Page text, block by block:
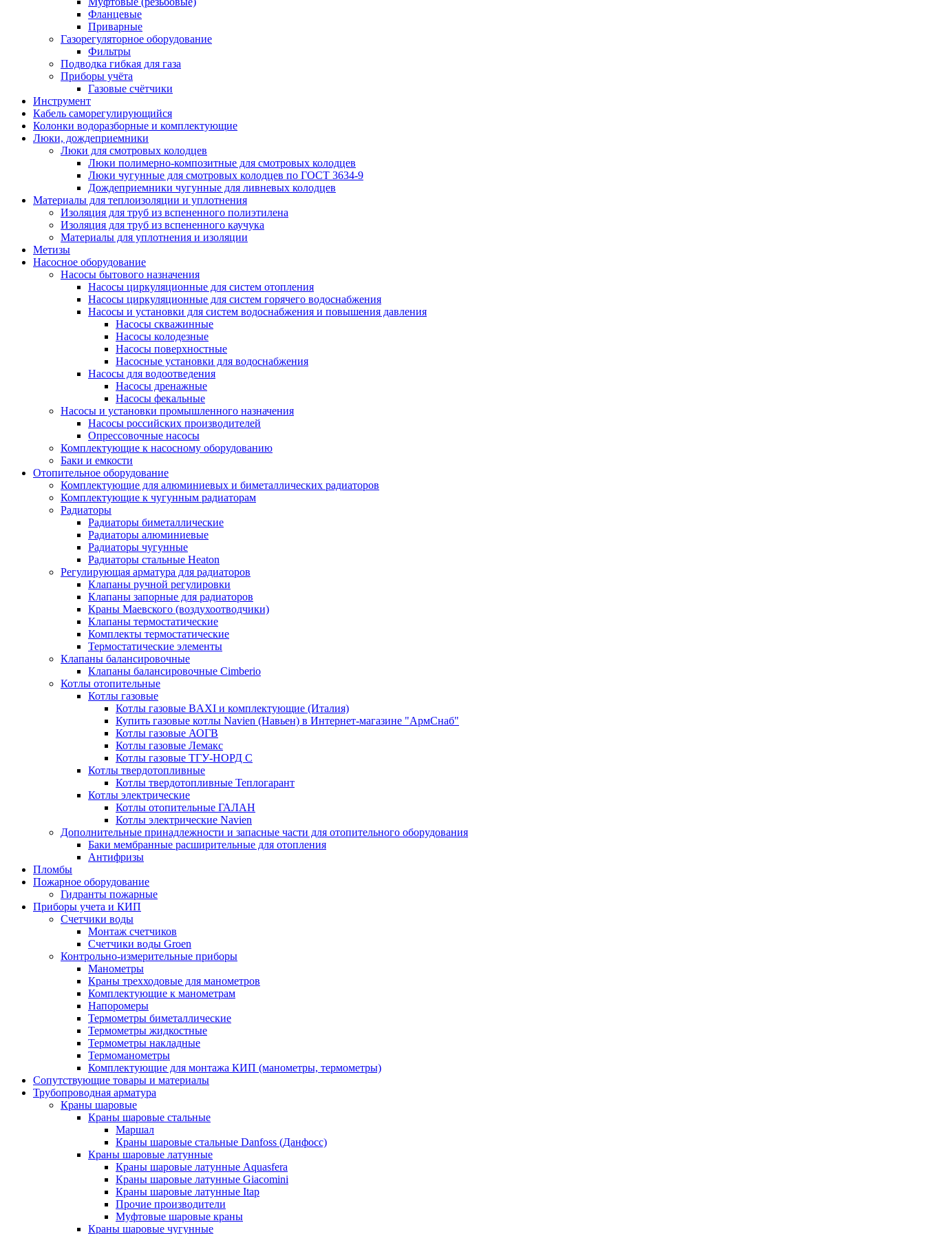
Фланцевые
Приварные
Газорегуляторное оборудование
Фильтры
Подводка гибкая для газа
Приборы учёта
Газовые счётчики
Инструмент
Кабель саморегулирующийся
Колонки водоразборные и комплектующие
Люки, дождеприемники
Люки для смотровых колодцев
Люки полимерно-композитные для смотровых колодцев
Люки чугунные для смотровых колодцев по ГОСТ 3634-9
Дождеприемники чугунные для ливневых колодцев
Материалы для теплоизоляции и уплотнения
Изоляция для труб из вспененного полиэтилена
Изоляция для труб из вспененного каучука
Материалы для уплотнения и изоляции
Метизы
Насосное оборудование
Насосы бытового назначения
Насосы циркуляционные для систем отопления
Насосы циркуляционные для систем горячего водоснабжения
Насосы и установки для систем водоснабжения и повышения давления
Насосы скважинные
Насосы колодезные
Насосы поверхностные
Насосные установки для водоснабжения
Насосы для водоотведения
Насосы дренажные
Насосы фекальные
Насосы и установки промышленного назначения
Насосы российских производителей
Опрессовочные насосы
Комплектующие к насосному оборудованию
Баки и емкости
Отопительное оборудование
Комплектующие для алюминиевых и биметаллических радиаторов
Комплектующие к чугунным радиаторам
Радиаторы
Радиаторы биметаллические
Радиаторы алюминиевые
Радиаторы чугунные
Радиаторы стальные Heaton
Регулирующая арматура для радиаторов
Клапаны ручной регулировки
Клапаны запорные для радиаторов
Краны Маевского (воздухоотводчики)
Клапаны термостатические
Комплекты термостатические
Термостатические элементы
Клапаны балансировочные
Клапаны балансировочные Cimberio
Котлы отопительные
Котлы газовые
Котлы газовые BAXI и комплектующие (Италия)
Купить газовые котлы Navien (Навьен) в Интернет-магазине "АрмСнаб"
Котлы газовые АОГВ
Котлы газовые Лемакс
Котлы газовые ТГУ-НОРД С
Котлы твердотопливные
Котлы твердотопливные Теплогарант
Котлы электрические
Котлы отопительные ГАЛАН
Котлы электрические Navien
Дополнительные принадлежности и запасные части для отопительного оборудования
Баки мембранные расширительные для отопления
Антифризы
Пломбы
Пожарное оборудование
Гидранты пожарные
Приборы учета и КИП
Счетчики воды
Монтаж счетчиков
Счетчики воды Groen
Контрольно-измерительные приборы
Манометры
Краны трехходовые для манометров
Комплектующие к манометрам
Напоромеры
Термометры биметаллические
Термометры жидкостные
Термометры накладные
Термоманометры
Комплектующие для монтажа КИП (манометры, термометры)
Сопутствующие товары и материалы
Трубопроводная арматура
Краны шаровые
Краны шаровые стальные
Маршал
Краны шаровые стальные Danfoss (Данфосс)
Краны шаровые латунные
Краны шаровые латунные Aquasfera
Краны шаровые латунные Giacomini
Краны шаровые латунные Itap
Прочие производители
Муфтовые шаровые краны
Краны шаровые чугунные